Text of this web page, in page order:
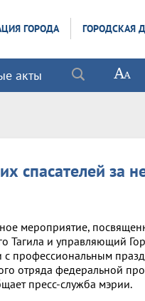
ГОРОДА ГОРОДСКАЯ
акты
спасателей за
мероприятие,
Тагила и управляющий
профессиональным
отряда федеральной
пресс-служба мэрии.